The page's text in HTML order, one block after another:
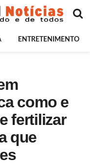
ENTRETENIMENTO
como e
fertilizar
que